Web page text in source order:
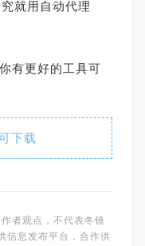
就用自动代理
有更好的工具可
下载
者观点，不代表冬镜
信息发布平台，合作供